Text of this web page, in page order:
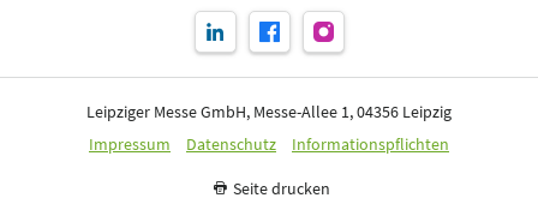
Leipziger Messe GmbH, Messe-Allee 1, 04356 Leipzig
Impressum
Datenschutz Informationspflichten
Seite drucken